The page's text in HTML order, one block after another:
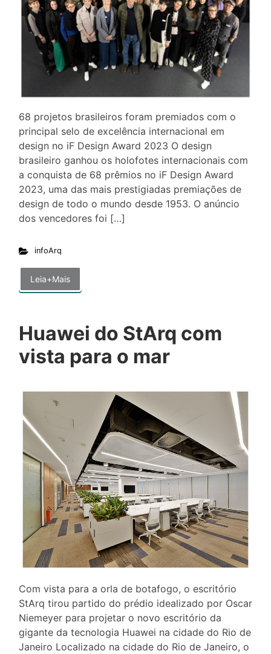
68 projetos brasileiros foram premiados com o
principal selo de excelência internacional em
design no iF Design Award 2023 O design
brasileiro ganhou os holofotes internacionais com
a conquista de 68 prêmios no iF Design Award
2023, uma das mais prestigiadas premiações de
design de todo o mundo desde 1953. O anúncio
dos vencedores foi […]
infoArq
Leia+Mais
Huawei do StArq com
vista para o mar
Com vista para a orla de botafogo, o escritório
StArq tirou partido do prédio idealizado por Oscar
Niemeyer para projetar o novo escritório da
gigante da tecnologia Huawei na cidade do Rio de
Janeiro Localizado na cidade do Rio de Janeiro, o